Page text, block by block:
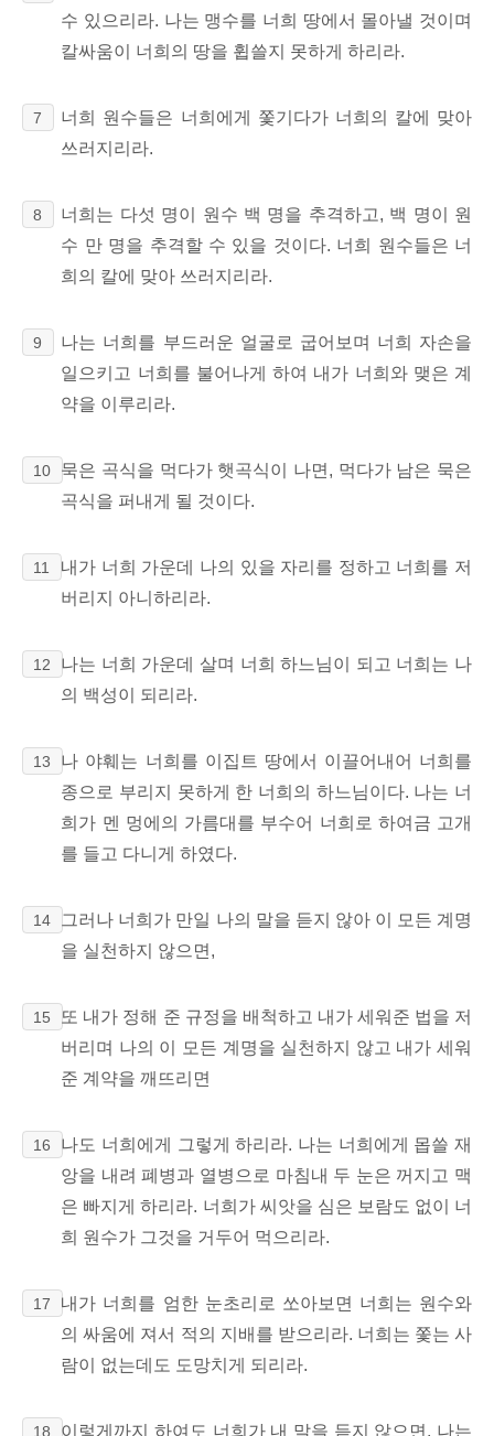
수 있으리라. 나는 맹수를 너희 땅에서 몰아낼 것이며
칼싸움이 너희의 땅을 휩쓸지 못하게 하리라.
7
너희 원수들은 너희에게 쫓기다가 너희의 칼에 맞아
쓰러지리라.
8
너희는 다섯 명이 원수 백 명을 추격하고, 백 명이 원
수 만 명을 추격할 수 있을 것이다. 너희 원수들은 너
희의 칼에 맞아 쓰러지리라.
9
나는 너희를 부드러운 얼굴로 굽어보며 너희 자손을
일으키고 너희를 불어나게 하여 내가 너희와 맺은 계
약을 이루리라.
10
묵은 곡식을 먹다가 햇곡식이 나면, 먹다가 남은 묵은
곡식을 퍼내게 될 것이다.
11
내가 너희 가운데 나의 있을 자리를 정하고 너희를 저
버리지 아니하리라.
12
나는 너희 가운데 살며 너희 하느님이 되고 너희는 나
의 백성이 되리라.
13
나 야훼는 너희를 이집트 땅에서 이끌어내어 너희를
종으로 부리지 못하게 한 너희의 하느님이다. 나는 너
희가 멘 멍에의 가름대를 부수어 너희로 하여금 고개
를 들고 다니게 하였다.
14
그러나 너희가 만일 나의 말을 듣지 않아 이 모든 계명
을 실천하지 않으면,
15
또 내가 정해 준 규정을 배척하고 내가 세워준 법을 저
버리며 나의 이 모든 계명을 실천하지 않고 내가 세워
준 계약을 깨뜨리면
16
나도 너희에게 그렇게 하리라. 나는 너희에게 몹쓸 재
앙을 내려 폐병과 열병으로 마침내 두 눈은 꺼지고 맥
은 빠지게 하리라. 너희가 씨앗을 심은 보람도 없이 너
희 원수가 그것을 거두어 먹으리라.
17
내가 너희를 엄한 눈초리로 쏘아보면 너희는 원수와
의 싸움에 져서 적의 지배를 받으리라. 너희는 쫓는 사
람이 없는데도 도망치게 되리라.
18
이렇게까지 하여도 너희가 내 말을 듣지 않으면, 나는